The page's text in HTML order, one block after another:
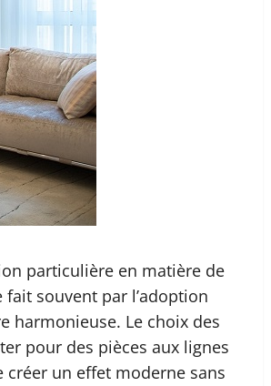
particulière en matière de
fait souvent par l’adoption
harmonieuse. Le choix des
pour des pièces aux lignes
un effet moderne sans